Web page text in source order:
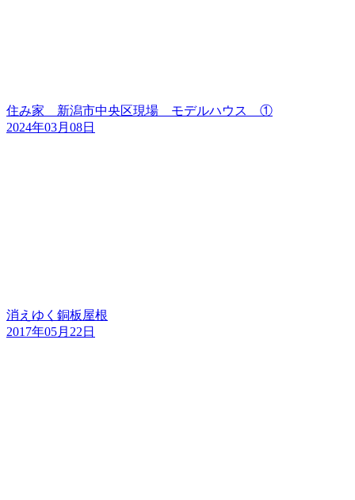
住み家 新潟市中央区現場 モデルハウス ①
2024年03月08日
消えゆく銅板屋根
2017年05月22日